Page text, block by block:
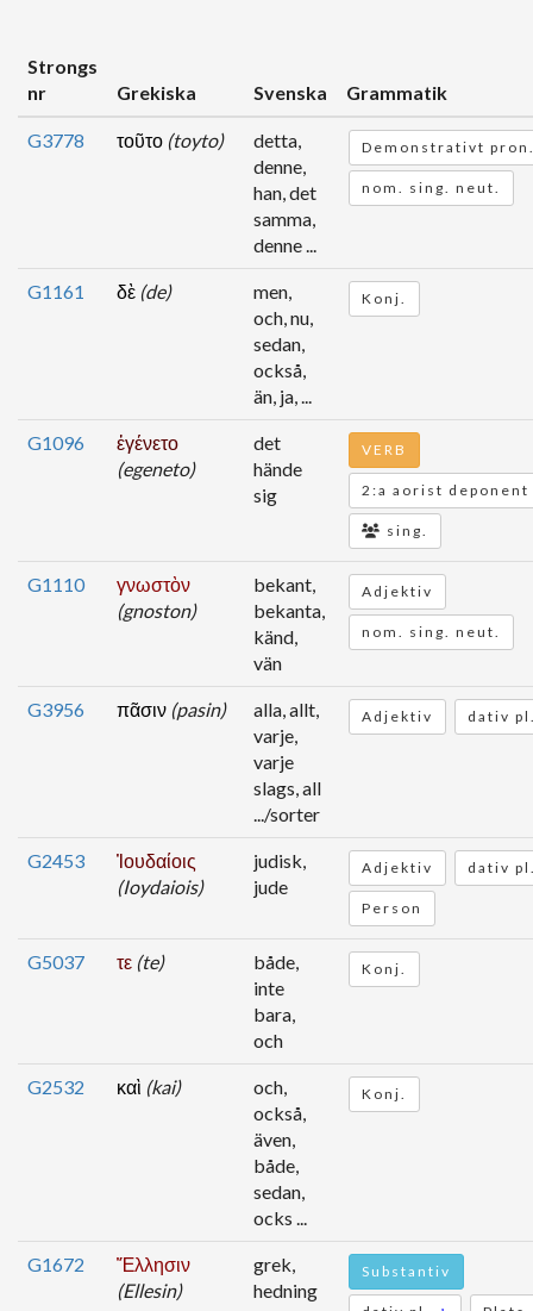
Strongs
nr
Grekiska Svenska Grammatik
G3778 τοῦτο (toyto)
detta,
denne,
han, det
samma,
denne ...
Demonstrativt
nom. sing. neut.
G1161 δὲ (de)
men,
och, nu,
sedan,
också,
än, ja, ...
Konj.
G1096
ἐγένετο
(egeneto)
det
hände
sig
VERB
2:a aorist
sing.
G1110
γνωστὸν
(gnoston)
bekant,
bekanta,
känd,
vän
Adjektiv
nom. sing. neut.
G3956 πᾶσιν (pasin)
alla, allt,
varje,
varje
slags, all
.../sorter
Adjektiv dativ
G2453
Ἰουδαίοις
(Ioydaiois)
judisk,
jude
Adjektiv dativ
Person
G5037 τε (te)
både,
inte
bara,
och
Konj.
G2532 καὶ (kai)
och,
också,
även,
både,
sedan,
ocks ...
Konj.
G1672
Ἕλλησιν
(Ellesin)
grek,
hedning
Substantiv